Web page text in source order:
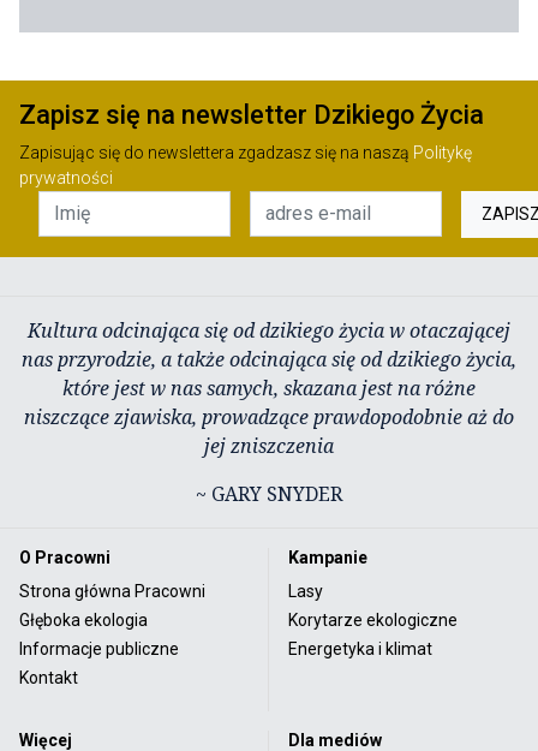
Zapisz się na newsletter Dzikiego Życia
Zapisując się do newslettera zgadzasz się na naszą Politykę
prywatności
Kultura odcinająca się od dzikiego życia w otaczającej
nas przyrodzie, a także odcinająca się od dzikiego życia,
które jest w nas samych, skazana jest na różne
niszczące zjawiska, prowadzące prawdopodobnie aż do
jej zniszczenia
~ GARY SNYDER
O Pracowni
Strona główna Pracowni
Głęboka ekologia
Informacje publiczne
Kontakt
Kampanie
Lasy
Korytarze ekologiczne
Energetyka i klimat
Więcej
Dla mediów